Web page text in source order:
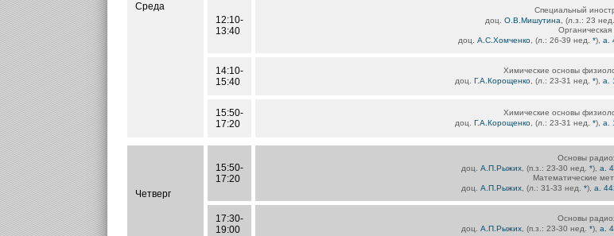
Среда
12:10-
13:40
Специальный
доц. О.В.Мишутина , (л.з.: 23 нед.
Органическая
доц. А.С.Хомченко, (л.: 26-39 нед. *), а.
14:10-
15:40
Химические основы
доц. Г.А.Корощенко , (л.: 23-31 нед. *), а.
15:50-
17:20
Химические основы
доц. Г.А.Корощенко , (л.: 23-31 нед. *), а.
Четверг
15:50-
17:20
Основы
доц. А.П.Рыжих, (п.з.: 23-30 нед. *), а.
Математические
доц. А.П.Рыжих , (л.: 31-33 нед. *), а.
17:30-
19:00
Основы
доц. А.П.Рыжих, (п.з.: 23-30 нед. *), а.